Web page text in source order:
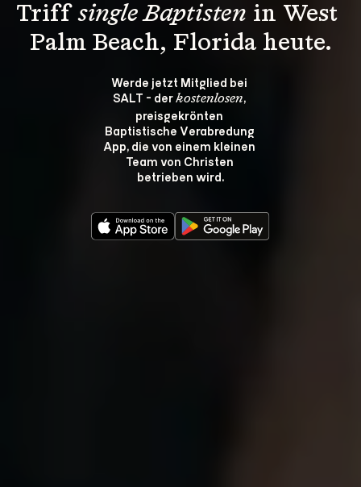
Triff single Baptisten in West
Palm Beach, Florida heute.
Werde jetzt Mitglied bei
SALT - der kostenlosen,
preisgekrönten
Baptistische Verabredung
App, die von einem kleinen
Team von Christen
betrieben wird.